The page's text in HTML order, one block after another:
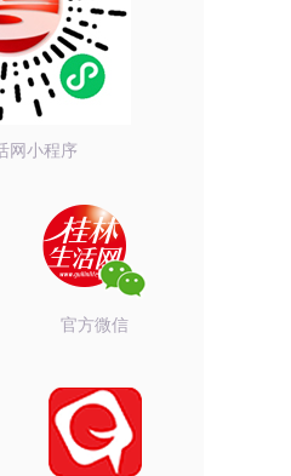
网小程序
官方微信